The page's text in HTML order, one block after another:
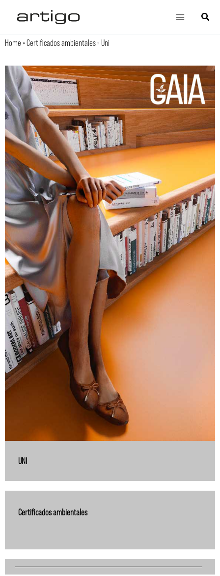
contenido
Main
Home»Certificados ambientales» Uni
UNI
Certificados ambientales